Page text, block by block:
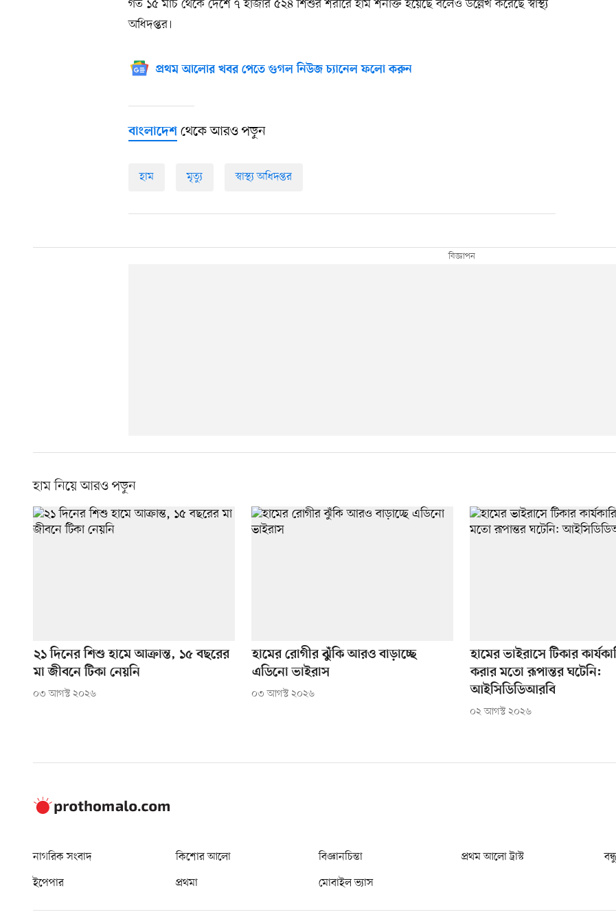
গত ১৫ মার্চ থেকে দেশে ৭ হাজার ৫২৪ শিশুর শরীরে হাম শনাক্ত হয়েছে বলেও উল্লেখ করেছে স্বাস্থ্য
অধিদপ্তর।
প্রথম আলোর খবর পেতে গুগল নিউজ চ্যানেল ফলো করুন
বাংলাদেশ থেকে আরও পড়ুন
হাম মৃত্যু স্বাস্থ্য অধিদপ্তর
হাম নিয়ে আরও পড়ুন
২১ দিনের শিশু হামে আক্রান্ত, ১৫ বছরের
মা জীবনে টিকা নেয়নি
০৩ আগস্ট ২০২৬
হামের রোগীর ঝুঁকি আরও বাড়াচ্ছে
এডিনো ভাইরাস
০৩ আগস্ট ২০২৬
হামের ভাইরাসে টিকার
করার মতো রূপান্তর ঘটেনি:
আইসিডিডিআরবি
০২ আগস্ট ২০২৬
নাগরিক সংবাদ কিশোর আলো বিজ্ঞানচিন্তা প্রথম আলো ট্রাস্ট
ইপেপার
প্রথমা মোবাইল ভ্যাস